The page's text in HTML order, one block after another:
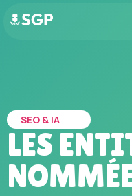
SEO & IA
LES